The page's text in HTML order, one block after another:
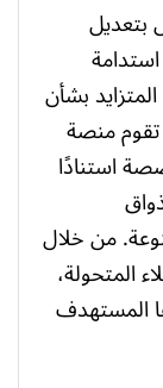
بتعديل
بشأن
تقوم منصة
استنادًا
من خلال
المتحولة،
المستهدف